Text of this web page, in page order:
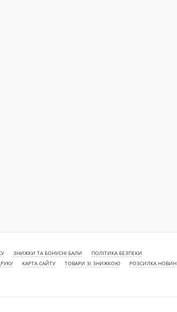
ЗНИЖКИ ТА БОНУСНІ БАЛИ
ПОЛІТИКА БЕЗПЕКИ
КАРТА САЙТУ ТОВАРИ ЗІ ЗНИЖКОЮ
РОЗСИЛКА НОВИН